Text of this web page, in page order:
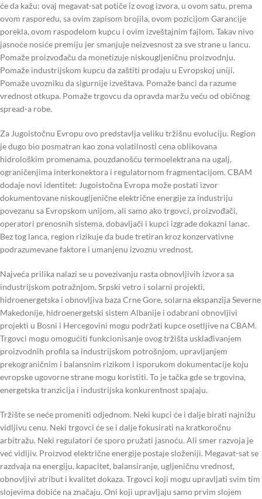
će da kažu: ovaj megavat-sat potiče iz ovog izvora, u ovom satu, prema
ovom rasporedu, sa ovim zapisom brojila, ovom pozicijom Garancije
porekla, ovom raspodelom kupcu i ovim izveštajnim fajlom. Takav nivo
jasnoće nosiće premiju jer smanjuje neizvesnost za sve strane u lancu.
Pomaže proizvođaču da monetizuje niskougljeničnu proizvodnju.
Pomaže industrijskom kupcu da zaštiti prodaju u Evropskoj uniji.
Pomaže uvozniku da sigurnije izveštava. Pomaže banci da razume
vrednost otkupa. Pomaže trgovcu da opravda maržu veću od običnog
spread-a robe.
Za Jugoistočnu Evropu ovo predstavlja veliku tržišnu evoluciju. Region
je dugo bio posmatran kao zona volatilnosti cena oblikovana
hidrološkim promenama, pouzdanošću termoelektrana na ugalj,
ograničenjima interkonektora i regulatornom fragmentacijom. CBAM
dodaje novi identitet: Jugoistočna Evropa može postati izvor
dokumentovane niskougljenične električne energije za industriju
povezanu sa Evropskom unijom, ali samo ako trgovci, proizvođači,
operatori prenosnih sistema, dobavljači i kupci izgrade dokazni lanac.
Bez tog lanca, region rizikuje da bude tretiran kroz konzervativne
podrazumevane faktore i umanjenu izvoznu vrednost.
Najveća prilika nalazi se u povezivanju rasta obnovljivih izvora sa
industrijskom potražnjom. Srpski vetro i solarni projekti,
hidroenergetska i obnovljiva baza Crne Gore, solarna ekspanzija Severne
Makedonije, hidroenergetski sistem Albanije i odabrani obnovljivi
projekti u Bosni i Hercegovini mogu podržati kupce osetljive na CBAM.
Trgovci mogu omogućiti funkcionisanje ovog tržišta usklađivanjem
proizvodnih profila sa industrijskom potrošnjom, upravljanjem
prekograničnim i balansnim rizikom i isporukom dokumentacije koju
evropske ugovorne strane mogu koristiti. To je tačka gde se trgovina,
energetska tranzicija i industrijska konkurentnost spajaju.
Tržište se neće promeniti odjednom. Neki kupci će i dalje birati najnižu
vidljivu cenu. Neki trgovci će se i dalje fokusirati na kratkoročnu
arbitražu. Neki regulatori će sporo pružati jasnoću. Ali smer razvoja je
već vidljiv. Proizvod električne energije postaje složeniji. Megavat-sat se
razdvaja na energiju, kapacitet, balansiranje, ugljeničnu vrednost,
obnovljivi atribut i kvalitet dokaza. Trgovci koji mogu upravljati svim tim
slojevima dobiće na značaju. Oni koji upravljaju samo prvim slojem